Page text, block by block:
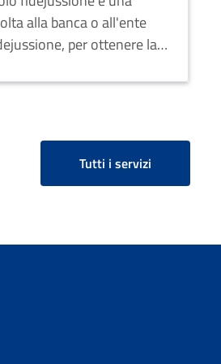
alla banca o all'ente
per ottenere la
Tutti i servizi